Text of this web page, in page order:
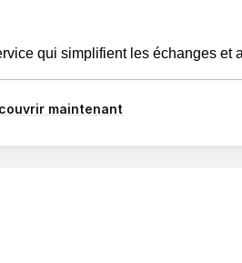
qui simplifient les échanges et
maintenant